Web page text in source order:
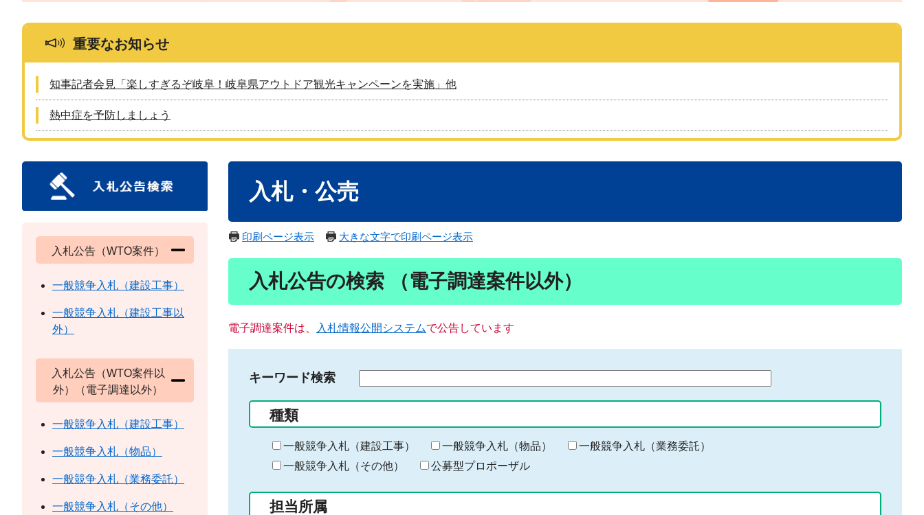
重要なお知らせ
知事記者会見「楽しすぎるぞ岐阜！岐阜県アウトドア観光キャンペーンを実施」他
熱中症を予防しましょう
入札・公売
印刷ページ表示 大きな文字で印刷ページ表示
入札公告の検索 （電子調達案件以外）
電子調達案件は、 入札情報公開システムで公告しています
キーワード検索
る
キ
ー
ー
種類
一般競争入札（建設工事） 一般競争入札（物品）
一般競争入札（業務委託）
一般競争入札（その他）
公募型プロポーザル
担当所属
入札公告（WTO案件）
一般競争入札（建設工事）
一般競争入札（建設工事以
外）
入札公告（WTO案件以
外）（電子調達以外）
一般競争入札（建設工事）
一般競争入札（物品）
一般競争入札（業務委託）
一般競争入札（その他）